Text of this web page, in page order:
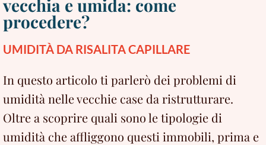
vecchia e umida: come
procedere?
UMIDITÀ DA RISALITA CAPILLARE
In questo articolo ti parlerò dei problemi di
umidità nelle vecchie case da ristrutturare.
Oltre a scoprire quali sono le tipologie di
umidità che affliggono questi immobili, prima e